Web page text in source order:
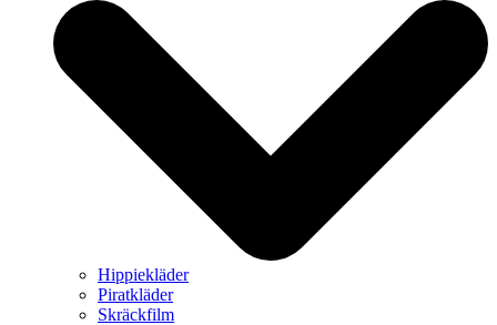
Hippiekläder
Piratkläder
Skräckfilm